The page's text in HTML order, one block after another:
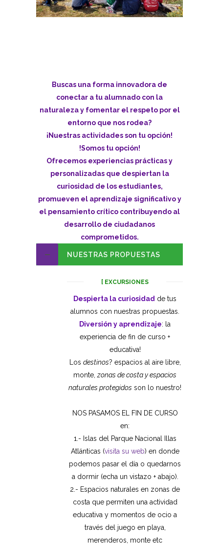
Buscas una forma innovadora de
conectar a tu alumnado con la
naturaleza y fomentar el respeto por el
entorno que nos rodea?
¡Nuestras actividades son tu opción!
!Somos tu opción!
Ofrecemos experiencias prácticas y
personalizadas que despiertan la
curiosidad de los estudiantes,
promueven el aprendizaje significativo y
el pensamiento crítico contribuyendo al
desarrollo de ciudadanos
comprometidos.
NUESTRAS PROPUESTAS
[ EXCURSIONES
Despierta la curiosidad de tus
alumnos con nuestras propuestas.
Diversión y aprendizaje: la
experiencia de fin de curso +
educativa!
Los destinos? espacios al aire libre,
monte, zonas de costa y espacios
naturales protegidos son lo nuestro!
NOS PASAMOS EL FIN DE CURSO
en:
1.- Islas del Parque Nacional Illas
Atlánticas (visita su web) en donde
podemos pasar el día o quedarnos
a dormir (echa un vistazo + abajo).
2.- Espacios naturales en zonas de
costa que permiten una actividad
educativa y momentos de ocio a
través del juego en playa,
merenderos, monte etc